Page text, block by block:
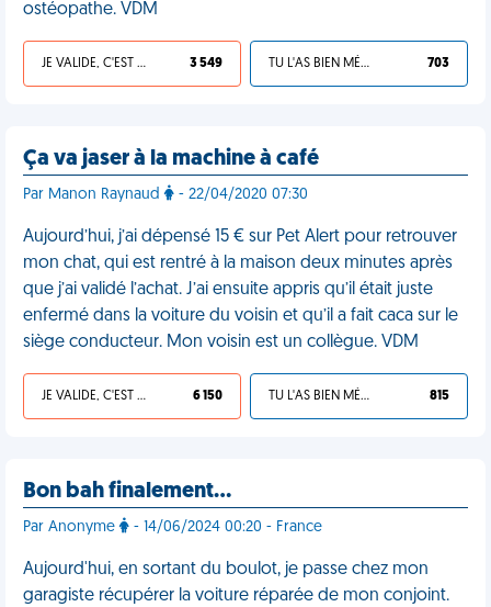
ostéopathe. VDM
JE VALIDE, C'EST UNE VDM 3 549 TU L'AS BIEN MÉRITÉ 703
Ça va jaser à la machine à café
Par Manon Raynaud - 22/04/2020 07:30
Aujourd’hui, j’ai dépensé 15 € sur Pet Alert pour retrouver
mon chat, qui est rentré à la maison deux minutes après
que j’ai validé l’achat. J’ai ensuite appris qu’il était juste
enfermé dans la voiture du voisin et qu’il a fait caca sur le
siège conducteur. Mon voisin est un collègue. VDM
JE VALIDE, C'EST UNE VDM 6 150 TU L'AS BIEN MÉRITÉ 815
Bon bah finalement…
Par Anonyme - 14/06/2024 00:20 - France
Aujourd'hui, en sortant du boulot, je passe chez mon
garagiste récupérer la voiture réparée de mon conjoint.